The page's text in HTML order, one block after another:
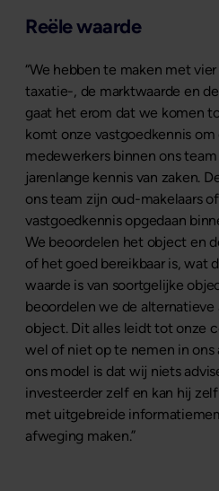
Reële waarde
“We hebben te maken met
taxatie-, de marktwaarde en
gaat het erom dat we komen
komt onze vastgoedkennis om
medewerkers binnen ons
jarenlange kennis van zaken.
ons team zijn oud-makelaars
vastgoedkennis opgedaan
We beoordelen het object en
of het goed bereikbaar is, wat
waarde is van soortgelijke
beoordelen we de alternatieve
object. Dit alles leidt tot onze
wel of niet op te nemen in ons
ons model is dat wij niets
investeerder zelf en kan hij
met uitgebreide
afweging maken.”